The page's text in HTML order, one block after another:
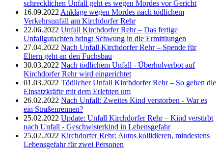
schrecklichen Unfall geht es wegen Mordes vor Gericht
16.09.2022 Anklage wegen Mordes nach tödlichem
Verkehrsunfall am Kirchdorfer Rehr
22.06.2022 Unfall Kirchdorfer Rehr – Das fertige
Unfallgutachten bringt Schwung in die Ermittlungen
27.04.2022 Nach Unfall Kirchdorfer Rehr – Spende für
Eltern geht an den Fuchsbau
30.03.2022 Nach tödlichem Unfall - Überholverbot auf
Kirchdorfer Rehr wird eingerichtet
01.03.2022 Tödlicher Unfall Kirchdorfer Rehr – So gehen die
Einsatzkräfte mit dem Erlebten um
26.02.2022 Nach Unfall: Zweites Kind verstorben - War es
ein Straßenrennen?
25.02.2022 Update: Unfall Kirchdorfer Rehr – Kind verstirbt
nach Unfall - Geschwisterkind in Lebensgefahr
25.02.2022 Kirchdorfer Rehr: Autos kollidieren, mindestens
Lebensgefahr für zwei Personen